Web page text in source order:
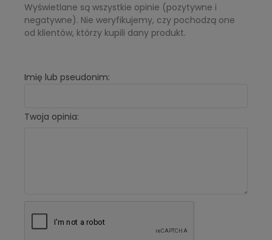
Wyświetlane są wszystkie opinie (pozytywne i
negatywne). Nie weryfikujemy, czy pochodzą one
od klientów, którzy kupili dany produkt.
Imię lub pseudonim:
Twoja opinia: